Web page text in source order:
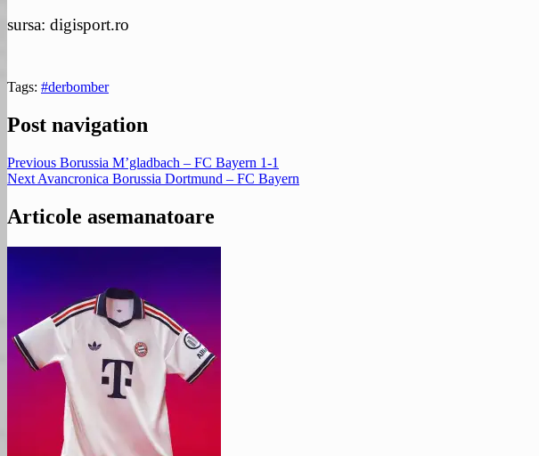
sursa: digisport.ro
Tags: #derbomber
Post navigation
Previous Borussia M’gladbach – FC Bayern 1-1
Next Avancronica Borussia Dortmund – FC Bayern
Articole asemanatoare